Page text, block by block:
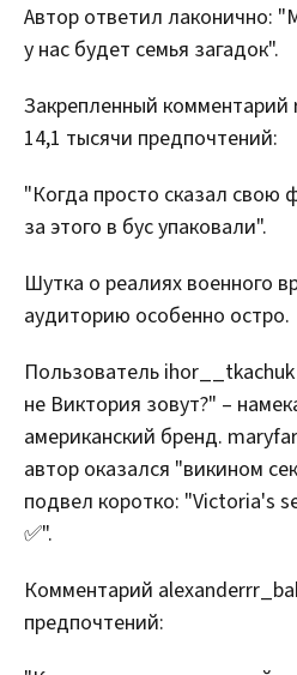
Автор ответил лаконично:
у нас будет семья загадок".
Закрепленный
14,1 тысячи предпочтений:
"Когда просто сказал
за этого в бус упаковали".
Шутка о реалиях военного
аудиторию особенно остро.
Пользователь
не Виктория зовут?" –
американский бренд.
автор оказался "викином
подвел коротко: "Victoria's
✅".
Комментарий
предпочтений: